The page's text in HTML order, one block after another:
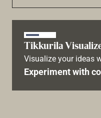
Tikkurila
Visualize your ideas
Experiment with